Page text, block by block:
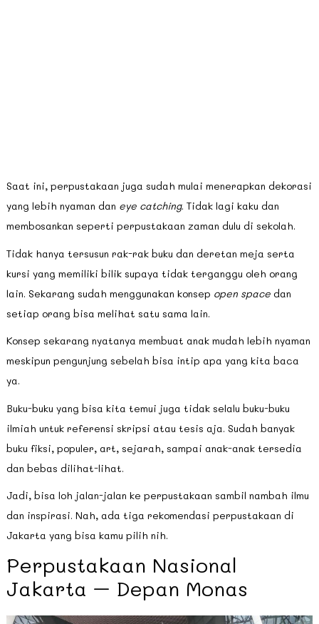
Saat ini, perpustakaan juga sudah mulai menerapkan dekorasi
yang lebih nyaman dan eye catching. Tidak lagi kaku dan
membosankan seperti perpustakaan zaman dulu di sekolah.
Tidak hanya tersusun rak-rak buku dan deretan meja serta
kursi yang memiliki bilik supaya tidak terganggu oleh orang
lain. Sekarang sudah menggunakan konsep open spacedan
setiap orang bisa melihat satu sama lain.
Konsep sekarang nyatanya membuat anak mudah lebih nyaman
meskipun pengunjung sebelah bisa intip apa yang kita baca
ya.
Buku-buku yang bisa kita temui juga tidak selalu buku-buku
ilmiah untuk referensi skripsi atau tesis aja. Sudah banyak
buku fiksi, populer, art, sejarah, sampai anak-anak tersedia
dan bebas dilihat-lihat.
Jadi, bisa loh jalan-jalan ke perpustakaan sambil nambah ilmu
dan inspirasi. Nah, ada tiga rekomendasi perpustakaan di
Jakarta yang bisa kamu pilih nih.
Perpustakaan Nasional
Jakarta – Depan Monas